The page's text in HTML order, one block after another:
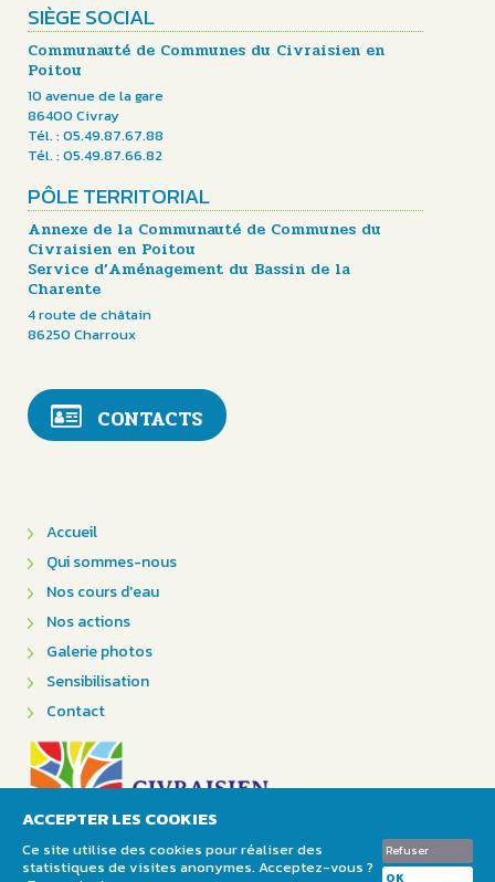
SIÈGE SOCIAL
Communauté de Communes du Civraisien en
Poitou
10 avenue de la gare
86400 Civray
Tél. : 05.49.87.67.88
Tél. : 05.49.87.66.82
PÔLE TERRITORIAL
Annexe de la Communauté de Communes du
Civraisien en Poitou
Service d’Aménagement du Bassin de la
Charente
4 route de châtain
86250 Charroux
CONTACTS
Accueil
Qui sommes-nous
Nos cours d'eau
Nos actions
Galerie photos
Sensibilisation
Contact
Mentions légales & Crédits
ACCEPTER LES COOKIES
Ce site utilise des cookies pour réaliser des
statistiques de visites anonymes. Acceptez-vous ?
Refuser
OK